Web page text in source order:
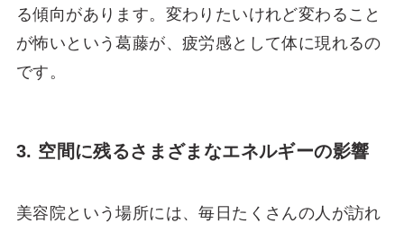
る傾向があります。変わりたいけれど変わること
が怖いという葛藤が、疲労感として体に現れるの
です。
3. 空間に残るさまざまなエネルギーの影響
美容院という場所には、毎日たくさんの人が訪れ